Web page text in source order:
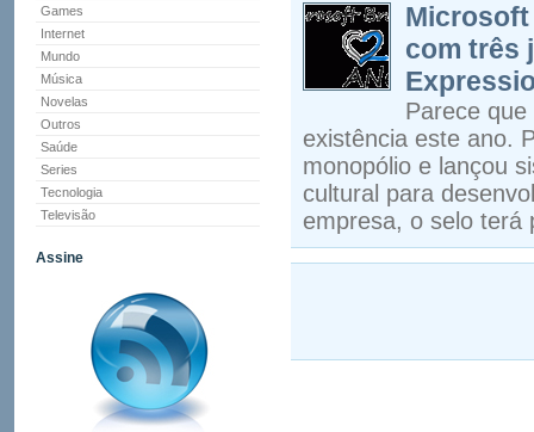
Games
Internet
Mundo
Música
Novelas
Outros
Saúde
Series
Tecnologia
Televisão
Assine
Microsoft
com três
Parece
existência este ano.
monopólio e lançou
cultural para
empresa, o selo